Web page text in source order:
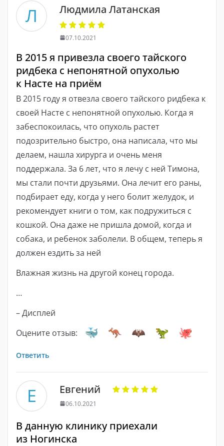
Л Людмила Латанская
07.10.2021
В 2015 я привезла своего тайского
ридбека с непонятной опухолью
к Насте на приём
В 2015 году я отвезла своего тайского ридбека к
своей Насте с непонятной опухолью. Когда я
забеспокоилась, что опухоль растет
подозрительно быстро, она написала, что мы
делаем, нашла хирурга и очень меня
поддержала. За 6 лет, что я лечу с ней Тимона,
мы стали почти друзьями. Она лечит его раны,
подбирает еду, когда у него болит желудок, и
рекомендует книги о том, как подружиться с
кошкой. Она даже не пришла домой, когда и
собака, и ребенок заболели. В общем, теперь я
должен ездить за ней
Влажная жизнь на другой конец города.
…
– Дисплей
Оцените отзыв:
Ответить
Е Евгений
06.10.2021
В данную клинику приехали
из Ногинска